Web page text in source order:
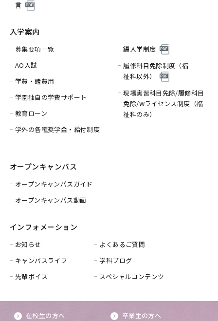
言
入学案内
募集要項一覧
AO入試
学費・諸費用
学園独自の学費サポート
教育ローン
学外の各種奨学金・給付制度
編入学制度
履修科目免除制度（福
祉科以外）
現場実習科目免除/履修科目
免除/Wライセンス制度（福
祉科のみ）
オープンキャンパス
オープンキャンパスガイド
オープンキャンパス動画
インフォメーション
お知らせ
キャンパスライフ
先輩ボイス
よくあるご質問
学科ブログ
スペシャルコンテンツ
在校生の方へ 卒業生の方へ